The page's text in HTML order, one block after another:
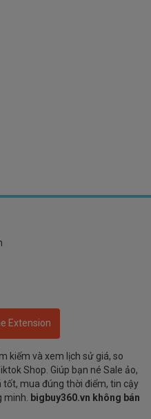
Extension
kiếm và xem lịch sử giá, so
Shop. Giúp bạn né Sale ảo,
mua đúng thời điểm, tin cậy
minh. bigbuy360.vn không bán